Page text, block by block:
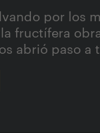
por
fructífera
abrió paso